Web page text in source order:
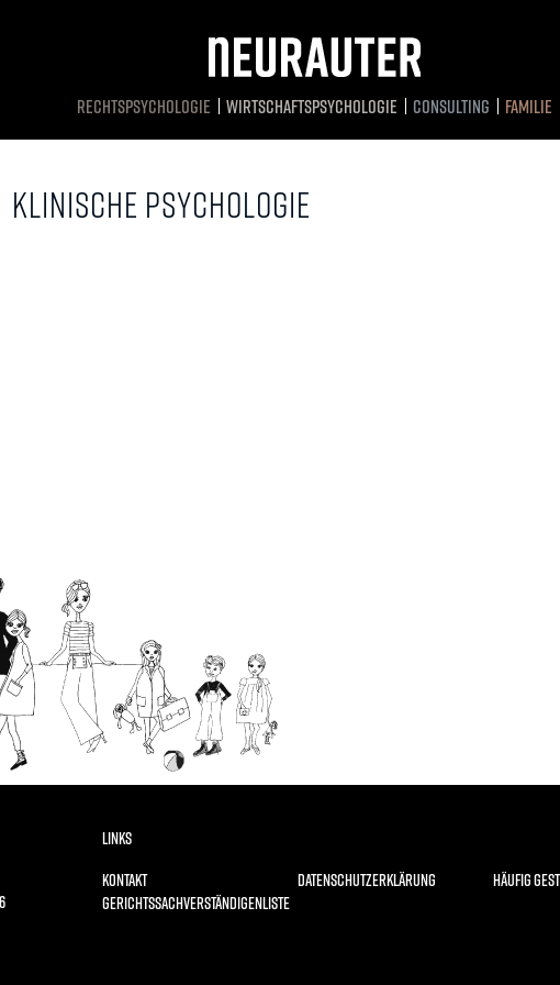
RECHTSPSYCHOLOGIE WIRTSCHAFTS­PSYCHOLOGIE CONSULTING FAMILIE
KLINISCHE PSYCHOLOGIE
LINKS
KONTAKT DATENSCHUTZERKLÄRUNG
HÄUFIG
GERICHTSSACHVERSTÄNDIGENLISTE